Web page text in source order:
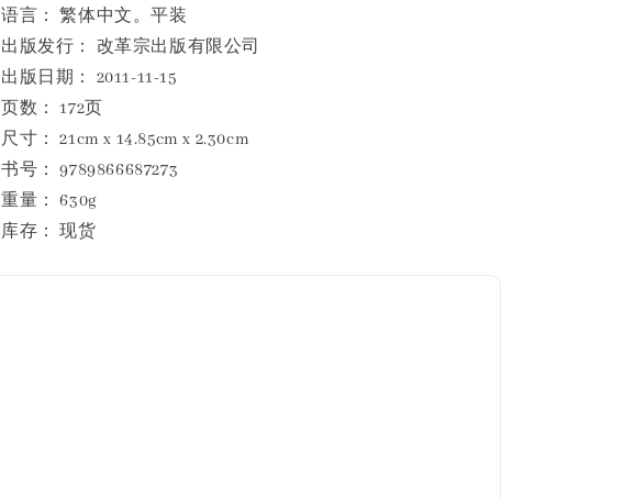
语言： 繁体中文。平装
出版发行： 改革宗出版有限公司
出版日期： 2011-11-15
页数： 172页
尺寸： 21cm x 14.85cm x 2.30cm
书号： 9789866687273
重量： 630g
库存： 现货